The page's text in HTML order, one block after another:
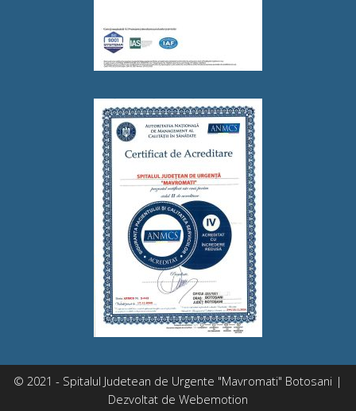
© 2021 - Spitalul Judetean de Urgente "Mavromati" Botosani |
Dezvoltat de Webemotion